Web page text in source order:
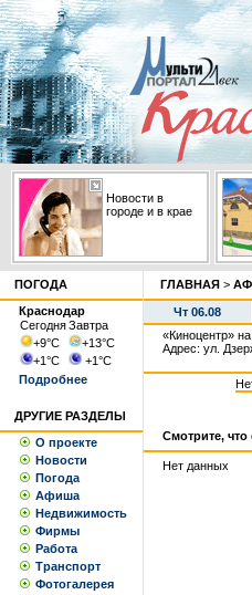
Новости в
городе и в крае
ПОГОДА
Краснодар
СегодняЗавтра
+9°С +13°С
+1°С +1°С
Подробнее
ДРУГИЕ РАЗДЕЛЫ
О проекте
Новости
Погода
Афиша
Недвижимость
Фирмы
Работа
Транспорт
Фотогалерея
ГЛАВНАЯ >
Чт 06.08
«Киноцентр»
Адрес: ул.
Смотрите, что
Нет данных